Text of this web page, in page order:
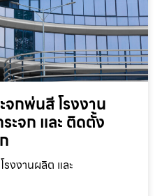
จกพ่นสี โรงงาน
ะจก และ ติดตั้ง
งงานผลิต และ